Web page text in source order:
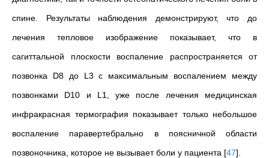
спине. Результаты наблюдения демонстрируют, что до
лечения тепловое изображение показывает, что в
сагиттальной плоскости воспаление распространяется от
позвонка D8 до L3 с максимальным воспалением между
позвонками D10 и L1, уже после лечения медицинская
инфракрасная термография показывает только небольшое
воспаление паравертебрально в поясничной области
позвоночника, которое не вызывает боли у пациента [47]